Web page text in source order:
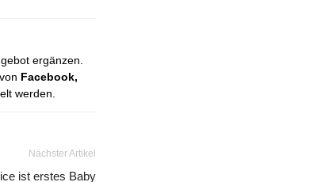
ergänzen.
Facebook,
werden.
Nächster Artikel
ist erstes Baby